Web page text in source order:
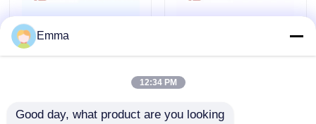
Luft-Lasttrennschalter
Netzverteilungs-Schaltanlage
Lasttrennschalter Sf6 FZW28F-12kv 24kv
Emma
12:34 PM
Good day, what product are you looking